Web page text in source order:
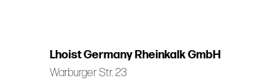
Lhoist Germany Rheinkalk GmbH
Warburger Str. 23